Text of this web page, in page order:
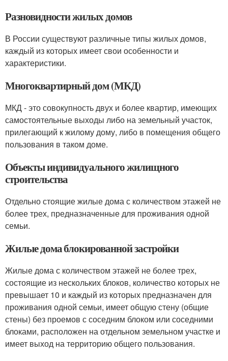
Разновидности жилых домов
В России существуют различные типы жилых домов,
каждый из которых имеет свои особенности и
характеристики.
Многоквартирный дом (МКД)
МКД - это совокупность двух и более квартир, имеющих
самостоятельные выходы либо на земельный участок,
прилегающий к жилому дому, либо в помещения общего
пользования в таком доме.
Объекты индивидуального жилищного
строительства
Отдельно стоящие жилые дома с количеством этажей не
более трех, предназначенные для проживания одной
семьи.
Жилые дома блокированной застройки
Жилые дома с количеством этажей не более трех,
состоящие из нескольких блоков, количество которых не
превышает 10 и каждый из которых предназначен для
проживания одной семьи, имеет общую стену (общие
стены) без проемов с соседним блоком или соседними
блоками, расположен на отдельном земельном участке и
имеет выход на территорию общего пользования.